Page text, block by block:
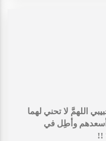
اللهمَّ لا تحني لهما
أسعدهم وأطِل في
!!